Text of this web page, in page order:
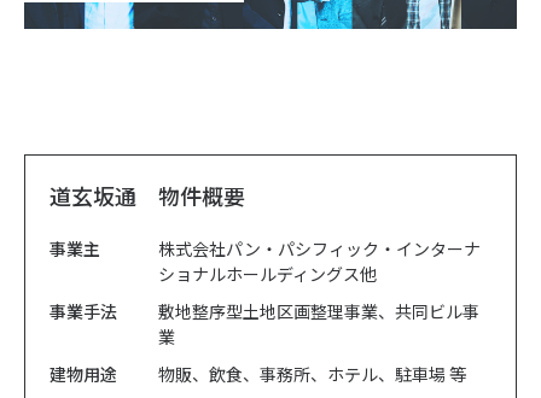
道玄坂通 物件概要
事業主
株式会社パン・パシフィック・インターナ
ショナルホールディングス他
事業手法
敷地整序型土地区画整理事業、共同ビル事
業
建物用途
物販、飲食、事務所、ホテル、駐車場 等